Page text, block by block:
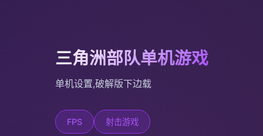
三角洲部队单机游戏
单机设置,破解版下边载
FPS 射击游戏